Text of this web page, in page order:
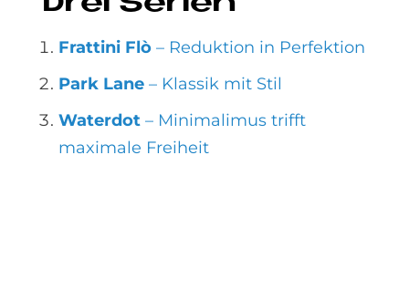
Frattini Flò – Reduktion in Perfektion
Park Lane – Klassik mit Stil
Waterdot – Minimalimus trifft
maximale Freiheit